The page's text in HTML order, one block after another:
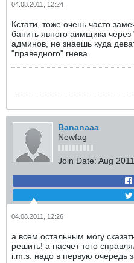
04.08.2011, 12:24
Кстати, тоже очень часто
банить явного аимщика
админов, не знаешь куда
"праведного" гнева.
Bananaaa
Newfag
Join Date: Aug 2011
04.08.2011, 12:26
а всем остальным могу
решить! а насчет того
i.m.s. надо в первую очередь